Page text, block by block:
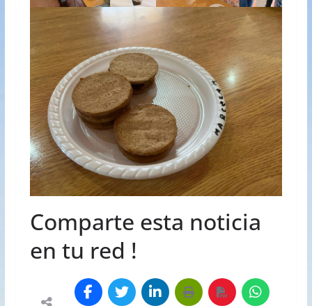
Comparte esta noticia
en tu red !